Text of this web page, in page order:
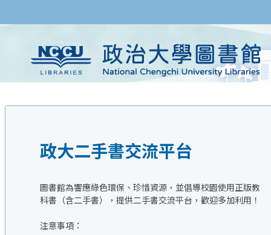
政大二手書交流平台
圖書館為響應綠色環保、珍惜資源，並倡導校園使用正版教
科書（含二手書），提供二手書交流平台，歡迎多加利用！
注意事項：